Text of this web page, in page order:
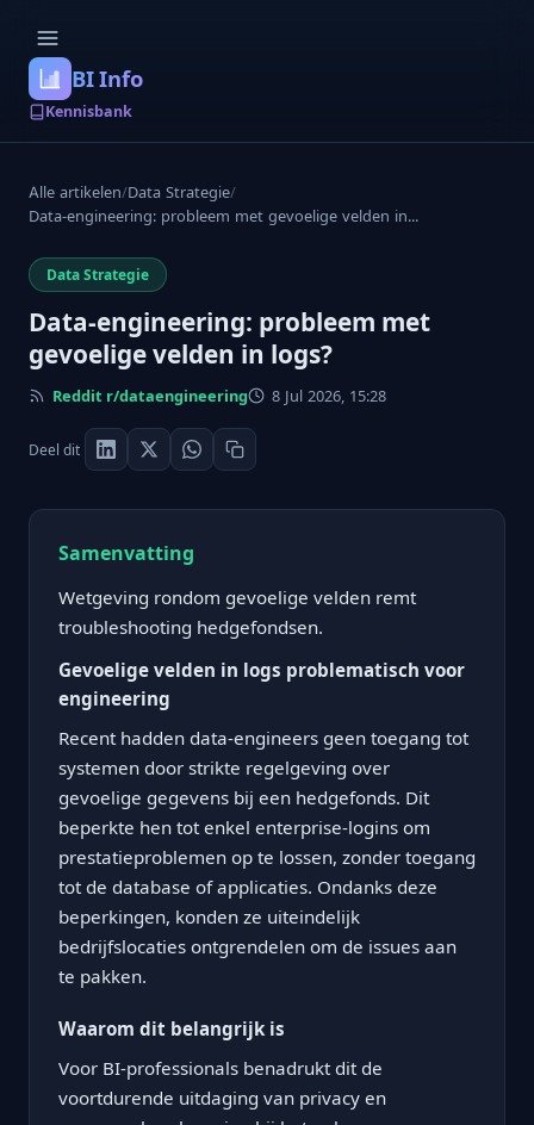
BI Info
Kennisbank
Alle artikelen/Data Strategie/
Data-engineering: probleem met gevoelige velden in...
Data Strategie
Data-engineering: probleem met
gevoelige velden in logs?
Reddit r/dataengineering 8 Jul 2026, 15:28
Deel dit
Samenvatting
Wetgeving rondom gevoelige velden remt
troubleshooting hedgefondsen.
Gevoelige velden in logs problematisch voor
engineering
Recent hadden data-engineers geen toegang tot
systemen door strikte regelgeving over
gevoelige gegevens bij een hedgefonds. Dit
beperkte hen tot enkel enterprise-logins om
prestatieproblemen op te lossen, zonder toegang
tot de database of applicaties. Ondanks deze
beperkingen, konden ze uiteindelijk
bedrijfslocaties ontgrendelen om de issues aan
te pakken.
Waarom dit belangrijk is
Voor BI-professionals benadrukt dit de
voortdurende uitdaging van privacy en